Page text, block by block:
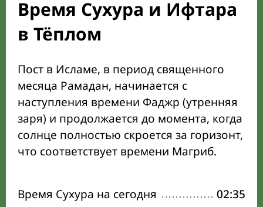
Время Сухура и Ифтара
в Тёплом
Пост в Исламе, в период священного
месяца Рамадан, начинается с
наступления времени Фаджр (утренняя
заря) и продолжается до момента, когда
солнце полностью скроется за горизонт,
что соответствует времени Магриб.
Время Сухура на сегодня 02:35